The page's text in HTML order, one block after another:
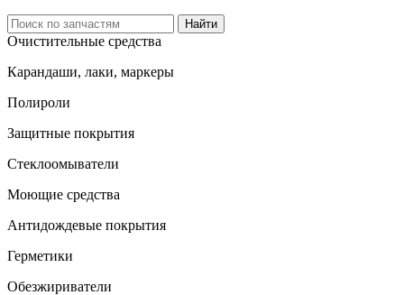
Найти
Очистительные средства
Карандаши, лаки, маркеры
Полироли
Защитные покрытия
Стеклоомыватели
Моющие средства
Антидождевые покрытия
Герметики
Обезжириватели